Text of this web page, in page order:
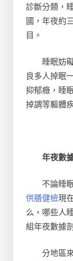
診斷分類，
國，年夜約
目。
睡眠妨
良多人掉眠
抑郁癥，睡
掉調等軀體
年夜數
不論睡
供膳健檢現
么，哪些人
組年夜數據
分地區